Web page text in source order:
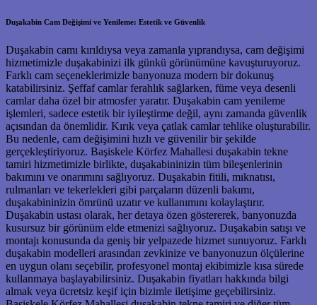
Duşakabin Cam Değişimi ve Yenileme: Estetik ve Güvenlik
Duşakabin camı kırıldıysa veya zamanla yıprandıysa, cam değişimi
hizmetimizle duşakabinizi ilk günkü görünümüne kavuşturuyoruz.
Farklı cam seçeneklerimizle banyonuza modern bir dokunuş
katabilirsiniz. Şeffaf camlar ferahlık sağlarken, füme veya desenli
camlar daha özel bir atmosfer yaratır. Duşakabin cam yenileme
işlemleri, sadece estetik bir iyileştirme değil, aynı zamanda güvenlik
açısından da önemlidir. Kırık veya çatlak camlar tehlike oluşturabilir.
Bu nedenle, cam değişimini hızlı ve güvenilir bir şekilde
gerçekleştiriyoruz. Başiskele Körfez Mahallesi duşakabin tekne
tamiri hizmetimizle birlikte, duşakabininizin tüm bileşenlerinin
bakımını ve onarımını sağlıyoruz. Duşakabin fitili, mıknatısı,
rulmanları ve tekerlekleri gibi parçaların düzenli bakımı,
duşakabininizin ömrünü uzatır ve kullanımını kolaylaştırır.
Duşakabin ustası olarak, her detaya özen göstererek, banyonuzda
kusursuz bir görünüm elde etmenizi sağlıyoruz. Duşakabin satışı ve
montajı konusunda da geniş bir yelpazede hizmet sunuyoruz. Farklı
duşakabin modelleri arasından zevkinize ve banyonuzun ölçülerine
en uygun olanı seçebilir, profesyonel montaj ekibimizle kısa sürede
kullanmaya başlayabilirsiniz. Duşakabin fiyatları hakkında bilgi
almak veya ücretsiz keşif için bizimle iletişime geçebilirsiniz.